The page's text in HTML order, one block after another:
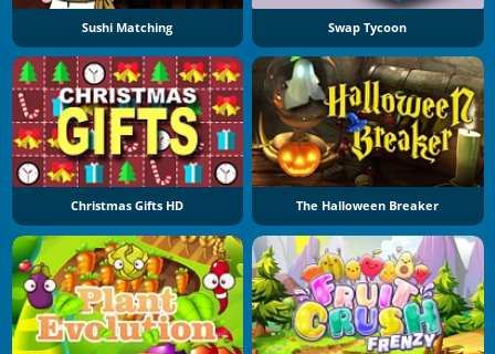
Sushi Matching Swap Tycoon
Christmas Gifts HD The Halloween Breaker